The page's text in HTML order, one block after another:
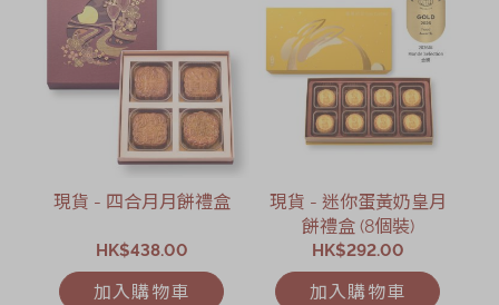
現貨 - 四合月月餅禮盒
HK$438.00
加入購物車
現貨 - 迷你蛋黃奶皇月
餅禮盒 (8個裝)
HK$292.00
加入購物車